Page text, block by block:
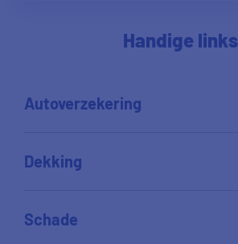
Handige links
Autoverzekering
Dekking
Schade